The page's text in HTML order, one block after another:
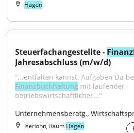
Hagen
Steuerfachangestellte -
Jahresabschluss (m/w/d)
Finanzbuchhaltung mit laufender
betriebswirtschaftlicher..."
Unternehmensberatg.,
Iserlohn, Raum Hagen